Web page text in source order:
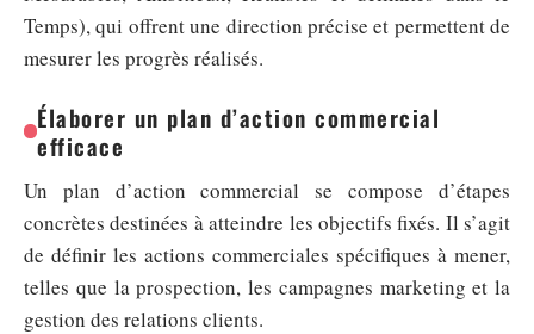
Temps), qui offrent une direction précise et permettent de
mesurer les progrès réalisés.
Élaborer un plan d’action commercial
efficace
Un plan d’action commercial se compose d’étapes
concrètes destinées à atteindre les objectifs fixés. Il s’agit
de définir les actions commerciales spécifiques à mener,
telles que la prospection, les campagnes marketing et la
gestion des relations clients.